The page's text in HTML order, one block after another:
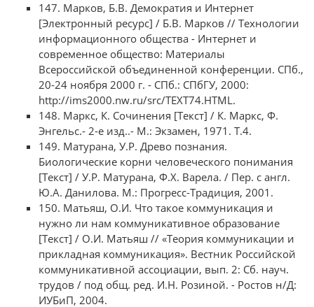
147. Марков, Б.В. Демократия и Интернет
[Электронный ресурс] / Б.В. Марков // Технологии
информационного общества - Интернет и
современное общество: Материалы
Всероссийской объединенной конференции. СПб.,
20-24 ноября 2000 г. - СПб.: СПбГУ, 2000:
http://ims2000.nw.ru/src/TEXT74.HTML.
148. Маркс, К. Сочинения [Текст] / К. Маркс, Ф.
Энгельс.- 2-е изд..- М.: Экзамен, 1971. Т.4.
149. Матурана, У.Р. Древо познания.
Биологические корни человеческого понимания
[Текст] / У.Р. Матурана, Ф.Х. Варела. / Пер. с англ.
Ю.А. Данилова. М.: Прогресс-Традиция, 2001.
150. Матьяш, О.И. Что такое коммуникация и
нужно ли нам коммуникативное образование
[Текст] / О.И. Матьяш // «Теория коммуникации и
прикладная коммуникация». Вестник Российской
коммуникативной ассоциации, вып. 2: Сб. науч.
трудов / под общ. ред. И.Н. Розиной. - Ростов н/Д:
ИУБиП, 2004.